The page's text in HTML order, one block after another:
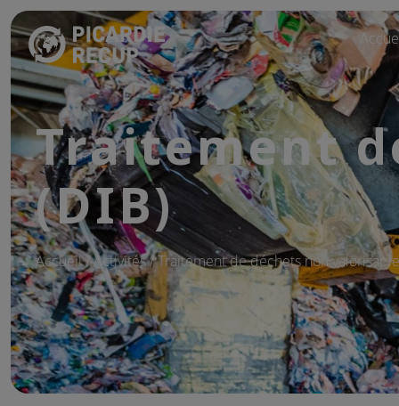
Traitement
(DIB)
Accueil/ Activités / Traitement de déchets non